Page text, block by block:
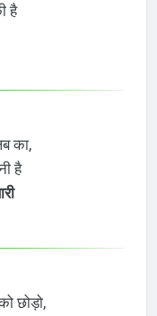
है
का,
है
छोड़ो,